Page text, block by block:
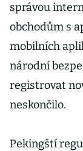
správou
obchodům s
mobilních
národní
registrovat
neskončilo.
Pekingští